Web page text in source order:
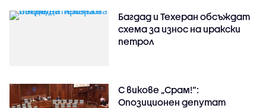
Багдад и Техеран обсъждат
схема за износ на иракски
петрол
С викове „Срам!“:
Опозиционен депутат